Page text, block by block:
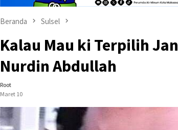
Beranda Sulsel
Kalau Mau ki Terpilih
Nurdin Abdullah
Root
Maret 10